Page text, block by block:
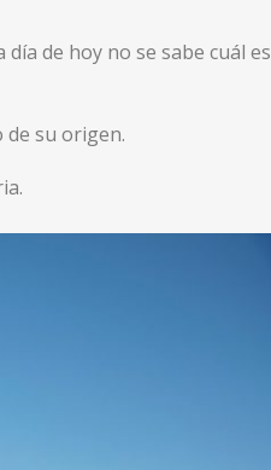
día de hoy no se sabe cuál es
de su origen.